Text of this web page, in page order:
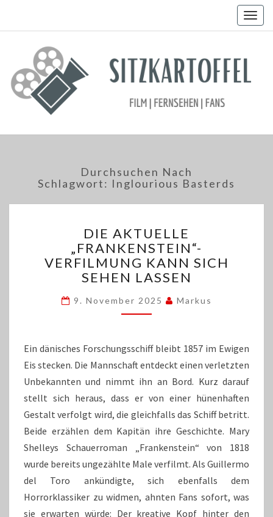
Durchsuchen Nach
Schlagwort: Inglourious Basterds
AKTUELLE
„FRANKENSTEIN“-
VERFILMUNG
KANN
SEHEN
LASSEN
DIE AKTUELLE
„FRANKENSTEIN“-
VERFILMUNG KANN SICH
SEHEN LASSEN
9. November 2025 Markus
Ein dänisches Forschungsschiff bleibt 1857 im Ewigen
Eis stecken. Die Mannschaft entdeckt einen verletzten
Unbekannten und nimmt ihn an Bord. Kurz darauf
stellt sich heraus, dass er von einer hünenhaften
Gestalt verfolgt wird, die gleichfalls das Schiff betritt.
Beide erzählen dem Kapitän ihre Geschichte. Mary
Shelleys Schauerroman „Frankenstein“ von 1818
wurde bereits ungezählte Male verfilmt. Als Guillermo
del Toro ankündigte, sich ebenfalls dem
Horrorklassiker zu widmen, ahnten Fans sofort, was
sie erwarten würde: Der kreative Kopf hinter den